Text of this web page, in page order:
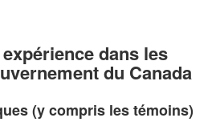
dans les
du Canada
(y compris les témoins)